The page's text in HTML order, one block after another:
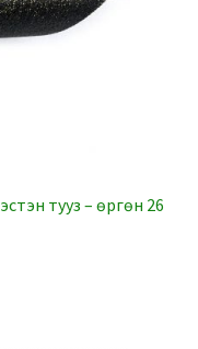
тууз – өргөн 26